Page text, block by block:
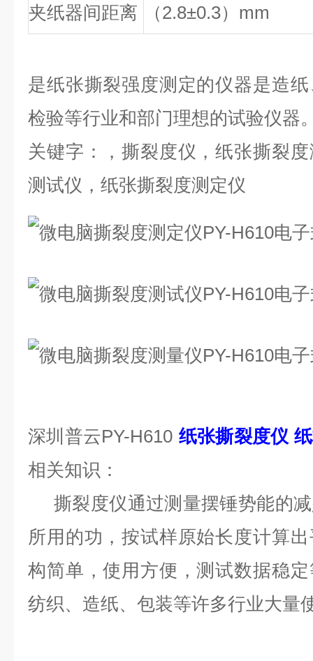
夹纸器间距离 （2.8±0.3）mm
是纸张撕裂强度测定的仪器是造
检验等行业和部门理想的试验仪器
关键字：，撕裂度仪，纸张撕裂
测试仪，纸张撕裂度测定仪
深圳普云PY-H610 纸张撕裂度仪
相关知识：
撕裂度仪通过测量摆锤势能的
所用的功，按试样原始长度计算
构简单，使用方便，测试数据稳
纺织、造纸、包装等许多行业大量